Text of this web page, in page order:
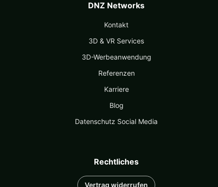
DNZ Networks
Kontakt
3D & VR Services
3D-Werbeanwendung
Referenzen
Karriere
Blog
Datenschutz Social Media
Rechtliches
Vertrag widerrufen